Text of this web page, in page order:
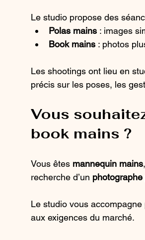
Le studio propose des
Polas mains : images
Book mains : photos
Les shootings ont lieu en
précis sur les poses, les
Vous
book mains ?
Vous êtes mannequin mains
recherche d’un
Le studio vous
aux exigences du marché.